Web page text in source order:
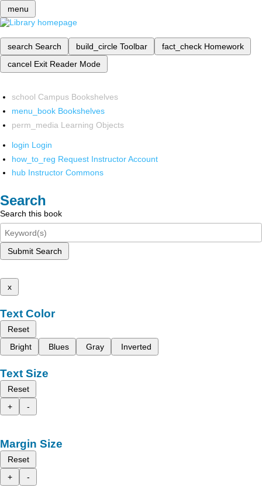
menu
search Search build_circle Toolbar fact_check Homework
cancel Exit Reader Mode
school Campus Bookshelves
menu_book Bookshelves
perm_media Learning Objects
login Login
how_to_reg Request Instructor Account
hub Instructor Commons
Search
Search this book
Submit Search
x
Text Color
Reset
Bright
Blues Gray Inverted
Text Size
Reset
+
-
Margin Size
Reset
+
-